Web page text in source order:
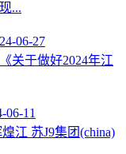
...
06-27
关于做好2024年江
06-11
江 苏J9集团(china)